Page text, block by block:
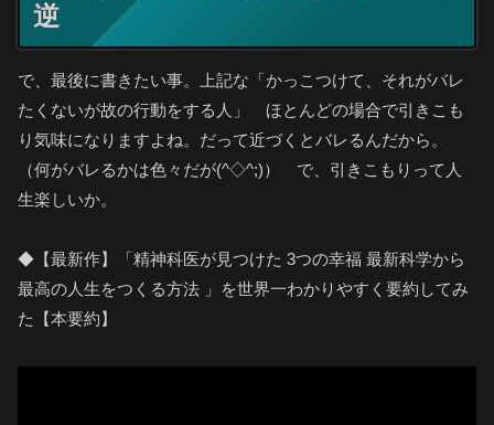
逆
で、最後に書きたい事。上記な「かっこつけて、それがバレ
たくないが故の行動をする人」 ほとんどの場合で引きこも
り気味になりますよね。だって近づくとバレるんだから。
（何がバレるかは色々だが(^◇^;)） で、引きこもりって人
生楽しいか。
◆【最新作】「精神科医が見つけた 3つの幸福 最新科学から
最高の人生をつくる方法 」を世界一わかりやすく要約してみ
た【本要約】